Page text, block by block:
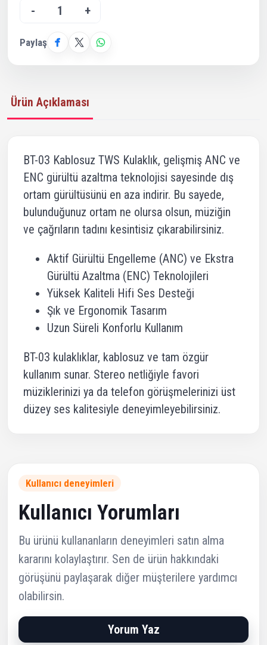
- 1 +
Paylaş
Ürün Açıklaması
BT-03 Kablosuz TWS Kulaklık, gelişmiş ANC ve
ENC gürültü azaltma teknolojisi sayesinde dış
ortam gürültüsünü en aza indirir. Bu sayede,
bulunduğunuz ortam ne olursa olsun, müziğin
ve çağrıların tadını kesintisiz çıkarabilirsiniz.
Aktif Gürültü Engelleme (ANC) ve Ekstra
Gürültü Azaltma (ENC) Teknolojileri
Yüksek Kaliteli Hifi Ses Desteği
Şık ve Ergonomik Tasarım
Uzun Süreli Konforlu Kullanım
BT-03 kulaklıklar, kablosuz ve tam özgür
kullanım sunar. Stereo netliğiyle favori
müziklerinizi ya da telefon görüşmelerinizi üst
düzey ses kalitesiyle deneyimleyebilirsiniz.
Kullanıcı deneyimleri
Kullanıcı Yorumları
Bu ürünü kullananların deneyimleri satın alma
kararını kolaylaştırır. Sen de ürün hakkındaki
görüşünü paylaşarak diğer müşterilere yardımcı
olabilirsin.
Yorum Yaz